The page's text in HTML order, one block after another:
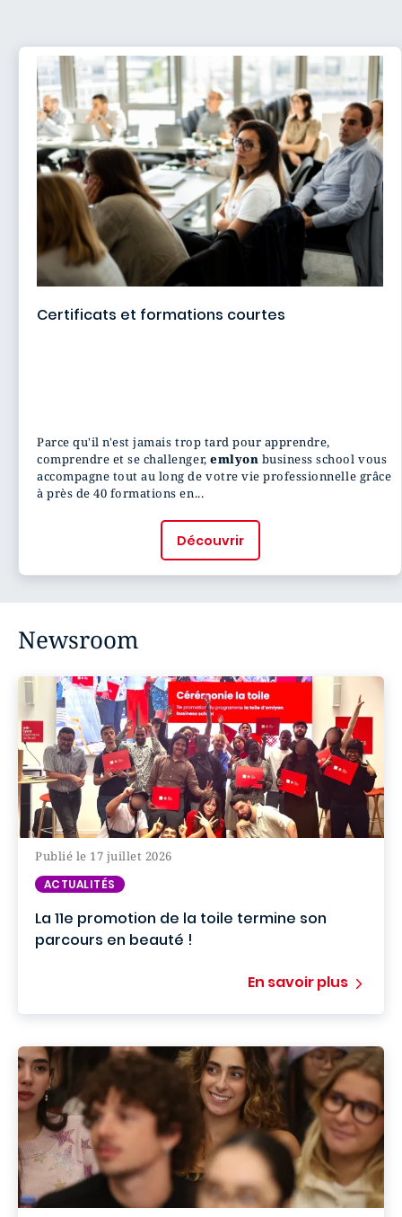
Certificats et formations courtes
Parce qu'il n'est jamais trop tard pour apprendre,
comprendre et se challenger,emlyon business school vous
accompagne tout au long de votre vie professionnelle grâce
à près de 40 formations en...
Découvrir
Newsroom
Publié le 17 juillet 2026
ACTUALITÉS
La 11e promotion de la toile termine son
parcours en beauté !
En savoir plus